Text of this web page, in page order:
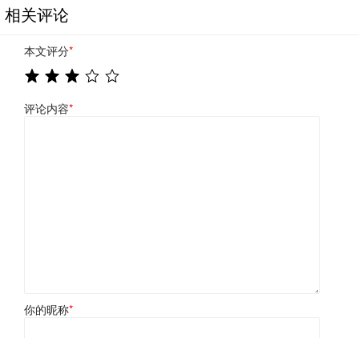
相关评论
本文评分*
评论内容*
你的昵称*